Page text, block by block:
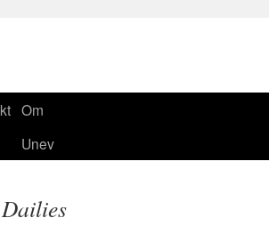
Om
Unev
Dailies